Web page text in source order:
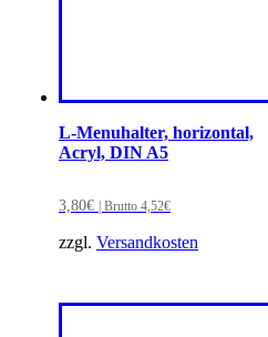
L-Menuhalter, horizontal,
Acryl, DIN A5
3,80€ | Brutto 4,52€
zzgl. Versandkosten